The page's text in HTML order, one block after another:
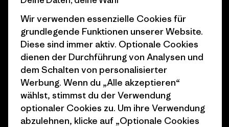
Patagonia Action
Works
Worn Wear
Werte & Projekte
Progress Report
Business Unusual
Pro Community
Datenschutzerklärung
Allgemeine
Geschäftsbedingungen
Cookie Einstellungen
Karriere
Wir verwenden essenzielle Cookies für
grundlegende Funktionen unserer Website.
Diese sind immer aktiv. Optionale Cookies
dienen der Durchführung von Analysen und
dem Schalten von personalisierter
Werbung. Wenn du „Alle akzeptieren“
wählst, stimmst du der Verwendung
optionaler Cookies zu. Um ihre Verwendung
abzulehnen, klicke auf „Optionale Cookies